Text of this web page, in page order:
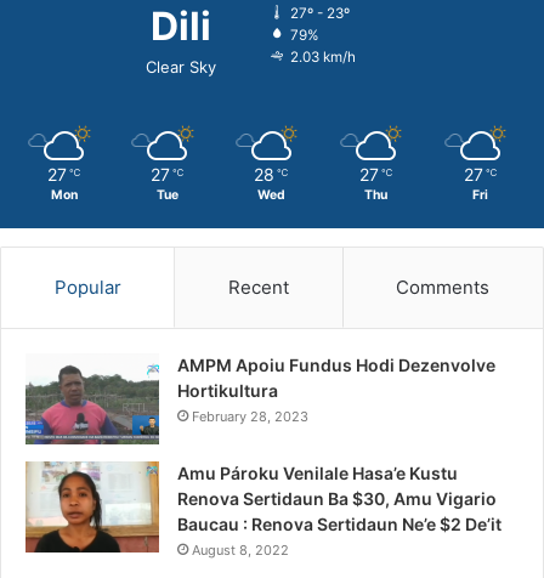
Dili
Clear Sky
27º - 23º
79%
2.03 km/h
27 ℃
Mon
27 ℃
Tue
28 ℃
Wed
27 ℃
Thu
27 ℃
Fri
Popular Recent Comments
AMPM Apoiu Fundus Hodi Dezenvolve
Hortikultura
February 28, 2023
Amu Pároku Venilale Hasa’e Kustu
Renova Sertidaun Ba $30, Amu Vigario
Baucau : Renova Sertidaun Ne’e $2 De’it
August 8, 2022